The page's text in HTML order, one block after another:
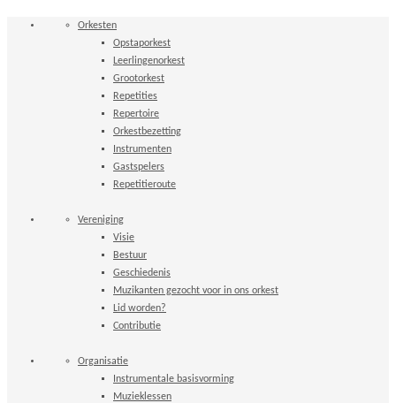
Orkesten
Opstaporkest
Leerlingenorkest
Grootorkest
Repetities
Repertoire
Orkestbezetting
Instrumenten
Gastspelers
Repetitieroute
Vereniging
Visie
Bestuur
Geschiedenis
Muzikanten gezocht voor in ons orkest
Lid worden?
Contributie
Organisatie
Instrumentale basisvorming
Muzieklessen